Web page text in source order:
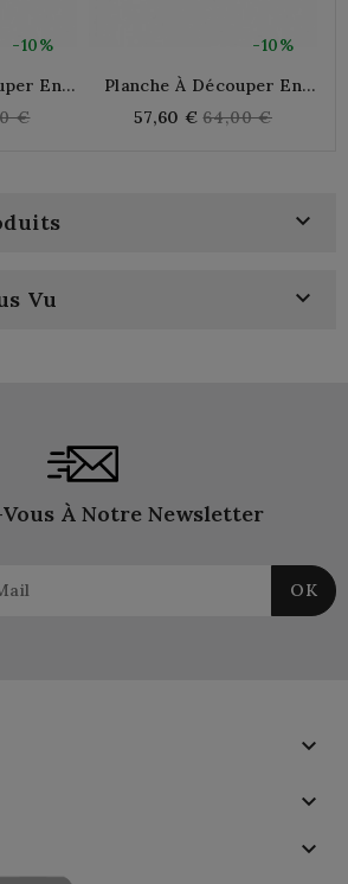
-10%
En
€
-10%
Planche À Découper En
57,60 € Regular
64,00 €

Vu 
À Notre Newsletter


